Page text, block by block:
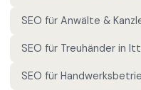
SEO für Anwälte &
SEO für Treuhänder in
SEO für